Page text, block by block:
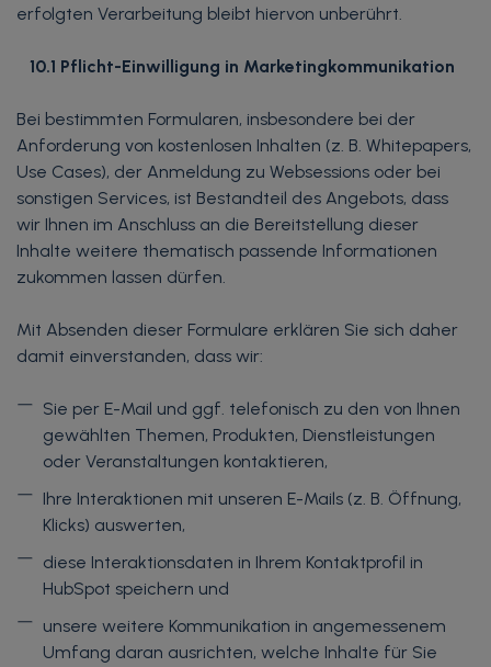
erfolgten Verarbeitung bleibt hiervon unberührt.
10.1 Pflicht-Einwilligung in Marketingkommunikation
Bei bestimmten Formularen, insbesondere bei der
Anforderung von kostenlosen Inhalten (z. B. Whitepapers,
Use Cases), der Anmeldung zu Websessions oder bei
sonstigen Services, ist Bestandteil des Angebots, dass
wir Ihnen im Anschluss an die Bereitstellung dieser
Inhalte weitere thematisch passende Informationen
zukommen lassen dürfen.
Mit Absenden dieser Formulare erklären Sie sich daher
damit einverstanden, dass wir:
Sie per E-Mail und ggf. telefonisch zu den von Ihnen
gewählten Themen, Produkten, Dienstleistungen
oder Veranstaltungen kontaktieren,
Ihre Interaktionen mit unseren E-Mails (z. B. Öffnung,
Klicks) auswerten,
diese Interaktionsdaten in Ihrem Kontaktprofil in
HubSpot speichern und
unsere weitere Kommunikation in angemessenem
Umfang daran ausrichten, welche Inhalte für Sie